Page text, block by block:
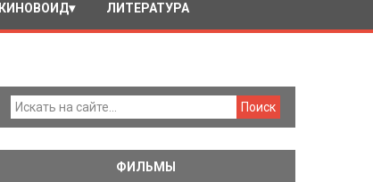
КИНОВОИД ЛИТЕРАТУРА
ФИЛЬМЫ